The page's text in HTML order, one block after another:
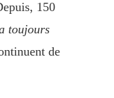
150
toujours
de